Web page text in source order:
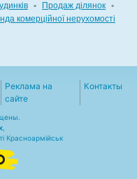
▪ Продаж ділянок ▪
комерційної нерухомості
Реклама на
сайте
Контакты
Красноармійськ